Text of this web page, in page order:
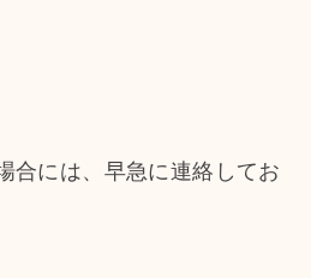
合には、早急に連絡してお